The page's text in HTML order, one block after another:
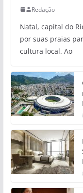
Redação
Natal, capital do
por suas praias
cultura local. Ao